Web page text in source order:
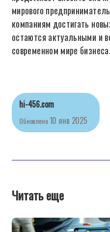
мирового
компаниям достигать
остаются актуальными и
современном мире бизнеса.
hi-456.com
Обновлено10 янв 2025
Читать еще